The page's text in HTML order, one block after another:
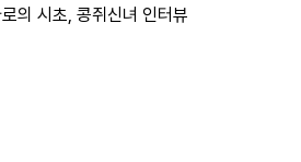
의 시초, 콩쥐신녀 인터뷰